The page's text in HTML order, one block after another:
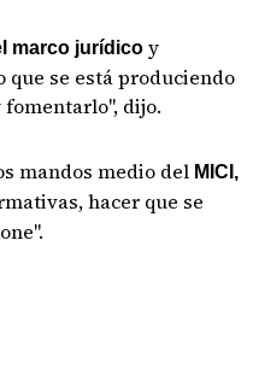
marco jurídicoy
se está produciendo
dijo.
mandos medio del MICI,
hacer que se